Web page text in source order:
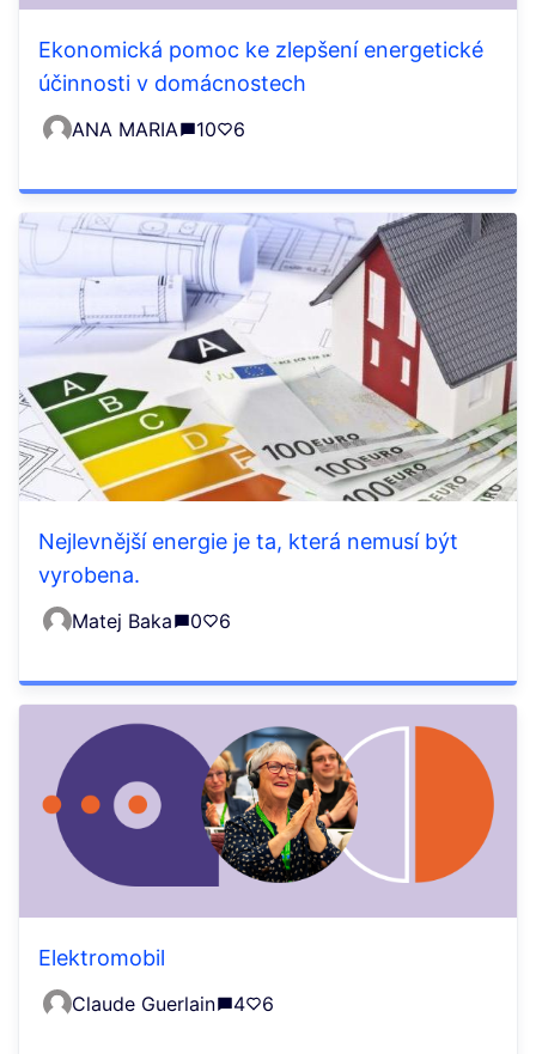
Ekonomická pomoc ke zlepšení energetické
účinnosti v domácnostech
ANA MARIA 10 6
Nejlevnější energie je ta, která nemusí být
vyrobena.
Matej Baka 0 6
Elektromobil
Claude Guerlain 4 6